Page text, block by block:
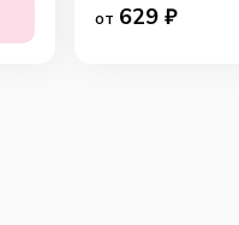
от 629 ₽